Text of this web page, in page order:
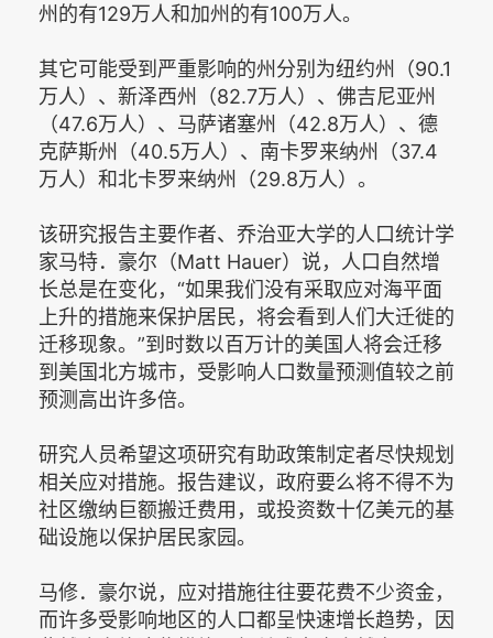
州的有129万人和加州的有100万人。
其它可能受到严重影响的州分别为纽约州（90.1
万人）、新泽西州（82.7万人）、佛吉尼亚州
（47.6万人）、马萨诸塞州（42.8万人）、德
克萨斯州（40.5万人）、南卡罗来纳州（37.4
万人）和北卡罗来纳州（29.8万人）。
该研究报告主要作者、乔治亚大学的人口统计学
家马特．豪尔（Matt Hauer）说，人口自然增
长总是在变化，“如果我们没有采取应对海平面
上升的措施来保护居民，将会看到人们大迁徙的
迁移现象。”到时数以百万计的美国人将会迁移
到美国北方城市，受影响人口数量预测值较之前
预测高出许多倍。
研究人员希望这项研究有助政策制定者尽快规划
相关应对措施。报告建议，政府要么将不得不为
社区缴纳巨额搬迁费用，或投资数十亿美元的基
础设施以保护居民家园。
马修．豪尔说，应对措施往往要花费不少资金，
而许多受影响地区的人口都呈快速增长趋势，因